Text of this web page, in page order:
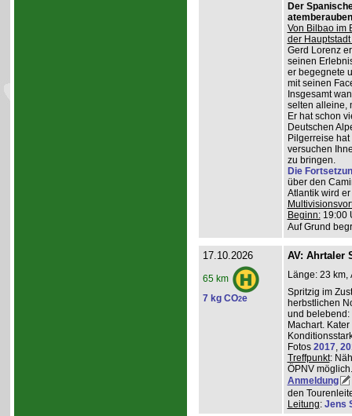
Der
Von Bilbao im
der
Gerd Lorenz
seinen
er begegnete
mit seinen
Insgesamt
selten alleine,
Er hat schon
Deutschen
Pilgerreise
versuchen
zu bringen.
Die
über den
Atlantik wird
Beginn:19:00
Auf Grund
17.10.2026
65 km
7 kg CO2e
AV: Ahrtaler
Länge: 23 km,
Spritzig im
herbstlichen
und
Machart.
Fotos 2017,
Treffpunkt:
ÖPNV möglich.
Anmeldung
den
Leitung: Jens